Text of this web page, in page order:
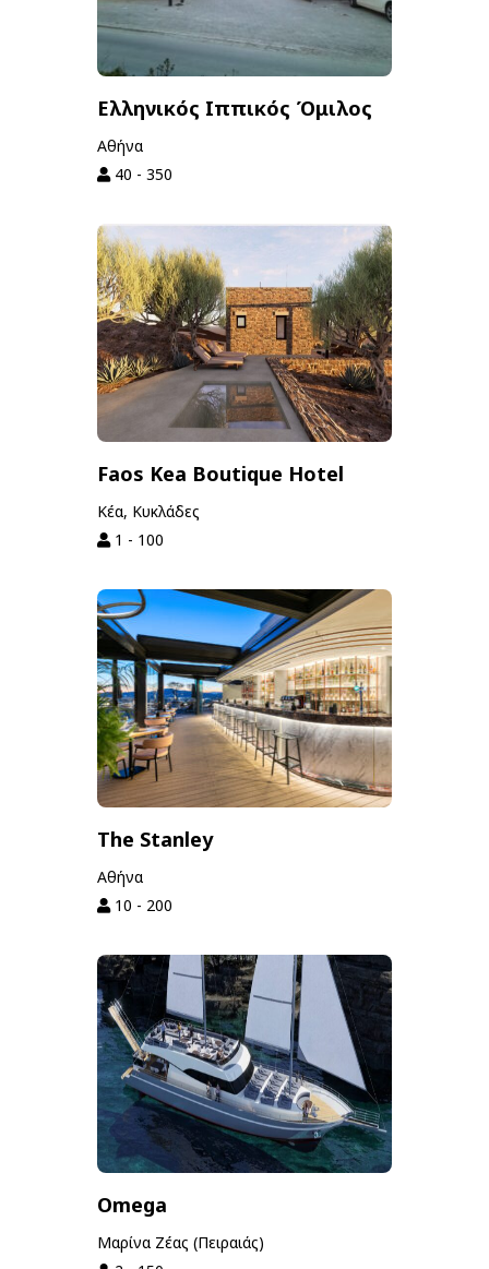
Ελληνικός Ιππικός Όμιλος
Αθήνα
40 - 350
Faos Kea Boutique Hotel
Κέα, Κυκλάδες
1 - 100
The Stanley
Αθήνα
10 - 200
Omega
Μαρίνα Ζέας (Πειραιάς)